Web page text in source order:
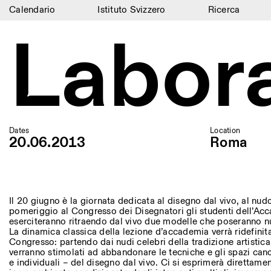
Calendario Istituto Svizzero Ricerca
Calendario
Istituto Svizzero
Ricerca
Residenze
Archivio
Organizzazione
Biblioteca
Jobs
Dates
20.06.2013
Location
Roma
Il 20 giugno è la giornata dedicata al disegno dal vivo, al
pomeriggio al Congresso dei Disegnatori gli studenti
eserciteranno ritraendo dal vivo due modelle che poseranno
La dinamica classica della lezione d’accademia verrà
Congresso: partendo dai nudi celebri della tradizione
verranno stimolati ad abbandonare le tecniche e gli spazi
e individuali – del disegno dal vivo. Ci si esprimerà